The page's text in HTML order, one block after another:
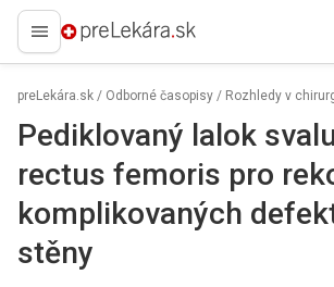
preLekára.sk
preLekára.sk / Odborné časopisy / Rozhledy v
Pediklovaný lalok
rectus femoris pro
komplikovaných
stěny